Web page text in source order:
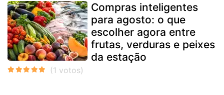
Compras inteligentes
para agosto: o que
escolher agora entre
frutas, verduras e peixes
da estação